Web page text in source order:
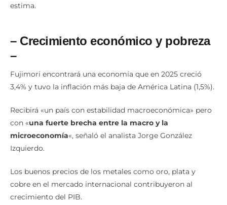
estima.
– Crecimiento económico y pobreza
–
Fujimori encontrará una economía que en 2025 creció
3,4% y tuvo la inflación más baja de América Latina (1,5%).
Recibirá «un país con estabilidad macroeconómica» pero
con «una fuerte brecha entre la macro y la
microeconomía«, señaló el analista Jorge González
Izquierdo.
Los buenos precios de los metales como oro, plata y
cobre en el mercado internacional contribuyeron al
crecimiento del PIB.